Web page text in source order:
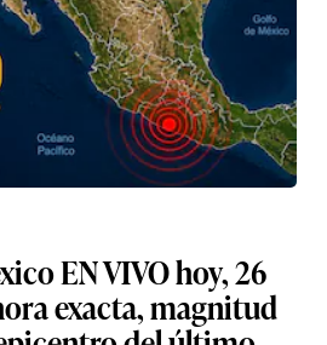
EN VIVO hoy, 26
exacta, magnitud